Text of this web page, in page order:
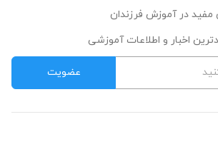
در آموزش فرزندان
اخبار و اطلاعات آموزشی